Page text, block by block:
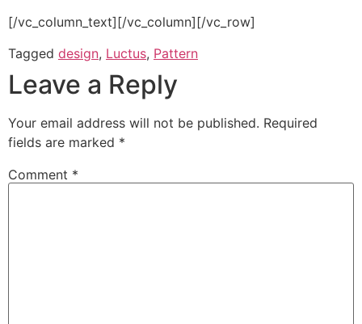
[/vc_column_text][/vc_column][/vc_row]
Tagged design, Luctus, Pattern
Leave a Reply
Your email address will not be published. Required
fields are marked *
Comment *